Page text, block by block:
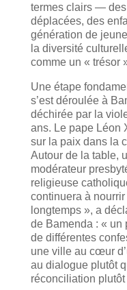
termes clairs —
déplacées, des
génération de
la diversité
comme un « trésor
Une étape
s’est déroulée à
déchirée par la
ans. Le pape Léon
sur la paix dans la
Autour de la table,
modérateur
religieuse
continuera à
longtemps », a
de Bamenda : « un
de différentes
une ville au cœur
au dialogue plutôt
réconciliation plutôt